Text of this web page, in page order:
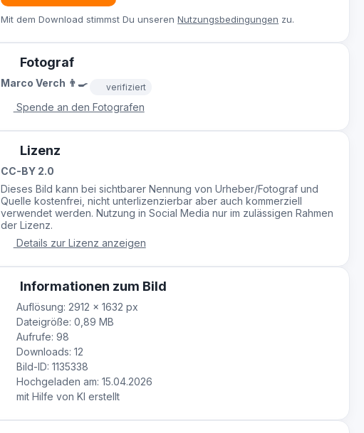
Mit dem Download stimmst Du unserenNutzungsbedingungen zu.
Fotograf
Marco Verch 👨‍🍳 verifiziert
Spende an den Fotografen
Lizenz
CC-BY 2.0
Dieses Bild kann bei sichtbarer Nennung von Urheber/Fotograf und
Quelle kostenfrei, nicht unterlizenzierbar aber auch kommerziell
verwendet werden. Nutzung in Social Media nur im zulässigen Rahmen
der Lizenz.
Details zur Lizenz anzeigen
Informationen zum Bild
Auflösung: 2912 × 1632 px
Dateigröße: 0,89 MB
Aufrufe: 98
Downloads: 12
Bild-ID: 1135338
Hochgeladen am: 15.04.2026
mit Hilfe von KI erstellt